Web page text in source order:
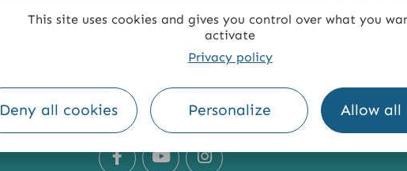
This site uses cookies and gives you control over what you
activate
Privacy policy
Deny all cookies Personalize Allow all
Meteo